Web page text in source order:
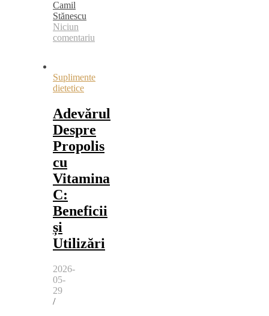
Camil
Stănescu
Niciun
comentariu
Suplimente
dietetice
Adevărul
Despre
Propolis
cu
Vitamina
C:
Beneficii
și
Utilizări
2026-
05-
29
/